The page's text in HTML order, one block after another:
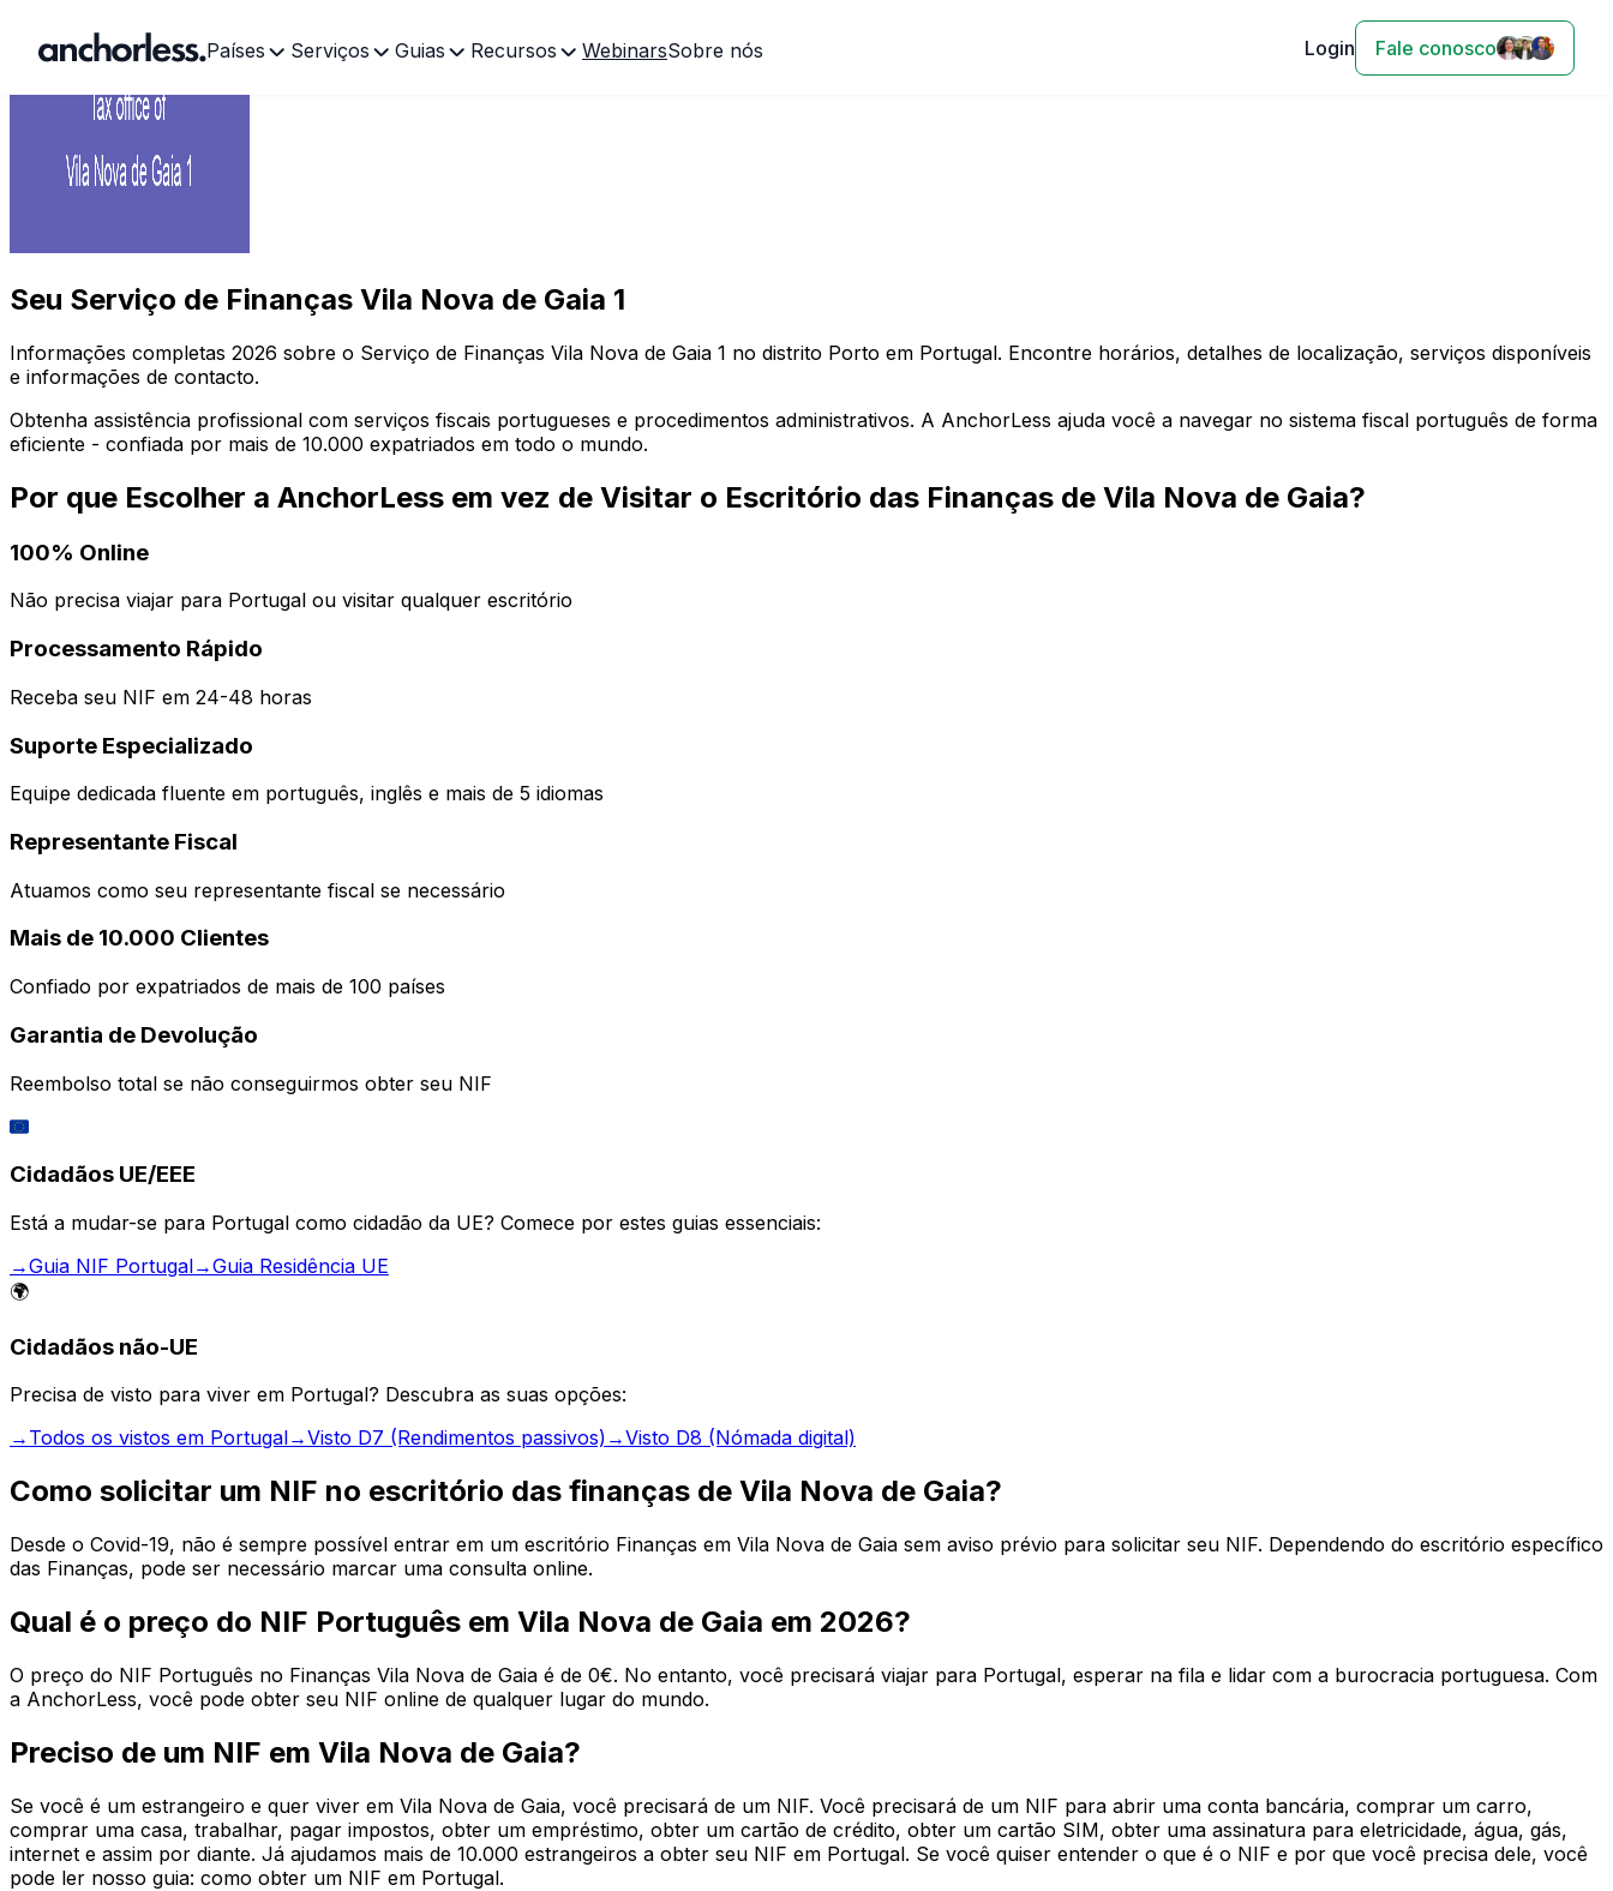
Países Serviços Guias Recursos WebinarsSobre nós Login Fale conosco
Seu Serviço de Finanças Vila Nova de Gaia 1
Informações completas 2026 sobre o Serviço de Finanças Vila Nova de Gaia 1 no distrito Porto em Portugal. Encontre horários, detalhes de localização, serviços disponíveis
e informações de contacto.
Obtenha assistência profissional com serviços fiscais portugueses e procedimentos administrativos. A AnchorLess ajuda você a navegar no sistema fiscal português de forma
eficiente - confiada por mais de 10.000 expatriados em todo o mundo.
Por que Escolher a AnchorLess em vez de Visitar o Escritório das Finanças de Vila Nova de Gaia?
100% Online
Não precisa viajar para Portugal ou visitar qualquer escritório
Processamento Rápido
Receba seu NIF em 24-48 horas
Suporte Especializado
Equipe dedicada fluente em português, inglês e mais de 5 idiomas
Representante Fiscal
Atuamos como seu representante fiscal se necessário
Mais de 10.000 Clientes
Confiado por expatriados de mais de 100 países
Garantia de Devolução
Reembolso total se não conseguirmos obter seu NIF
🇪🇺
Cidadãos UE/EEE
Está a mudar-se para Portugal como cidadão da UE? Comece por estes guias essenciais:
→Guia NIF Portugal→Guia Residência UE
🌍
Cidadãos não-UE
Precisa de visto para viver em Portugal? Descubra as suas opções:
→ Todos os vistos em Portugal→Visto D7 (Rendimentos passivos) →Visto D8 (Nómada digital)
Como solicitar um NIF no escritório das finanças de Vila Nova de Gaia?
Desde o Covid-19, não é sempre possível entrar em um escritório Finanças em Vila Nova de Gaia sem aviso prévio para solicitar seu NIF. Dependendo do escritório específico
das Finanças, pode ser necessário marcar uma consulta online.
Qual é o preço do NIF Português em Vila Nova de Gaia em 2026?
O preço do NIF Português no Finanças Vila Nova de Gaia é de 0€. No entanto, você precisará viajar para Portugal, esperar na fila e lidar com a burocracia portuguesa. Com
a AnchorLess, você pode obter seu NIF online de qualquer lugar do mundo.
Preciso de um NIF em Vila Nova de Gaia?
Se você é um estrangeiro e quer viver em Vila Nova de Gaia, você precisará de um NIF. Você precisará de um NIF para abrir uma conta bancária, comprar um carro,
comprar uma casa, trabalhar, pagar impostos, obter um empréstimo, obter um cartão de crédito, obter um cartão SIM, obter uma assinatura para eletricidade, água, gás,
internet e assim por diante. Já ajudamos mais de 10.000 estrangeiros a obter seu NIF em Portugal. Se você quiser entender o que é o NIF e por que você precisa dele, você
pode ler nosso guia: como obter um NIF em Portugal.